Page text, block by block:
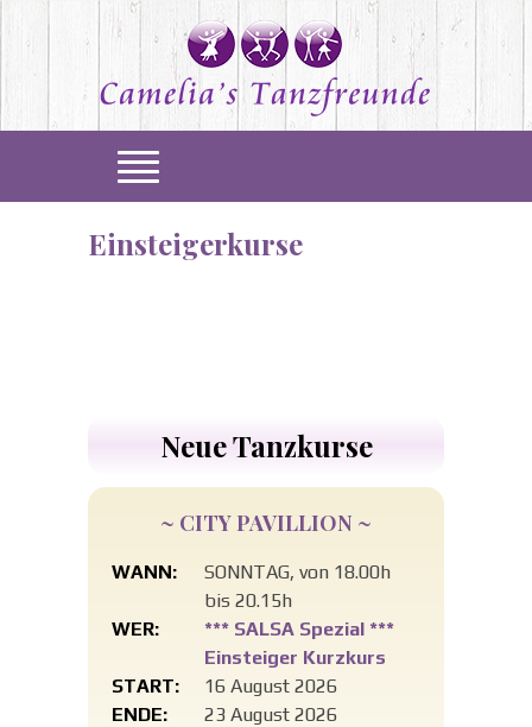
Einsteigerkurse
Neue Tanzkurse
~ CITY PAVILLION ~
WANN:
SONNTAG, von 18.00h
bis 20.15h
WER:
*** SALSA Spezial ***
Einsteiger Kurzkurs
START:
16 August 2026
ENDE:
23 August 2026